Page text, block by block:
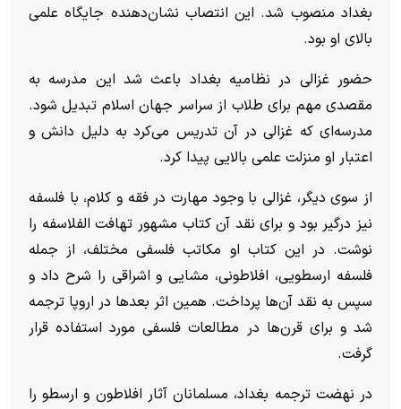
بغداد منصوب شد. این انتصاب نشان‌دهنده جایگاه علمی
بالای او بود.
حضور غزالی در نظامیه بغداد باعث شد این مدرسه به
مقصدی مهم برای طلاب از سراسر جهان اسلام تبدیل شود.
مدرسه‌ای که غزالی در آن تدریس می‌کرد به دلیل دانش و
اعتبار او منزلت علمی بالایی پیدا کرد.
از سوی دیگر، غزالی با وجود مهارت در فقه و کلام، با فلسفه
نیز درگیر بود و برای نقد آن کتاب مشهور تهافت الفلاسفه را
نوشت. در این کتاب او مکاتب فلسفی مختلف، از جمله
فلسفه ارسطویی، افلاطونی، مشایی و اشراقی را شرح داد و
سپس به نقد آن‌ها پرداخت. همین اثر بعدها در اروپا ترجمه
شد و برای قرن‌ها در مطالعات فلسفی مورد استفاده قرار
گرفت.
در نهضت ترجمه بغداد، مسلمانان آثار افلاطون و ارسطو را